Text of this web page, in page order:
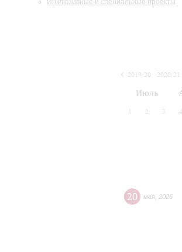
Инклюзивные и специальные проекты
2019/20 2020/21
Июль
2 3 4
20 мая 2026